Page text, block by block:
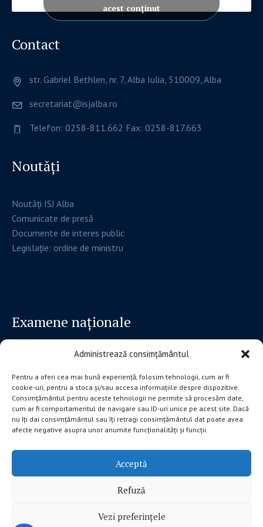
Administrează consimțământul
Pentru a oferi cea mai bună experiență, folosim tehnologii, cum ar fi
cookie-uri, pentru a stoca și/sau accesa informațiile despre dispozitive.
Consimțământul pentru aceste tehnologii ne permite să procesăm date,
cum ar fi comportamentul de navigare sau ID-uri unice pe acest site. Dacă
nu îți dai consimțământul sau îți retragi consimțământul dat poate avea
afecte negative asupra unor anumite funcționalități și funcții.
Acceptă
Refuză
Vezi preferințele
acest conținut
Contact
str. Gabriel Bethlen, nr. 7, Alba Iulia, 510009, Alba
secretariat@isjalba.ro
Telefon: 0258-811.662 Fax: 0258-817.663
Noutăți
Noutăți ISJ Alba
Comunicate de presă
Documente de interes public
Legislație: ordine de ministru
Examene naționale
Admiterea în învățământul liceal
Admiterea în învățământul profesional
Evaluare Națională la clasa a VIII-a
Bacalaureat